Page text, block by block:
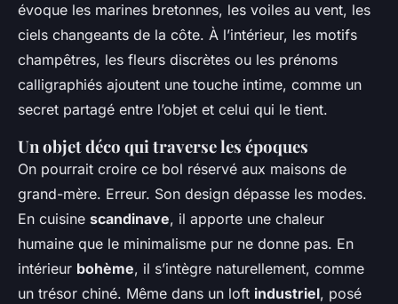
évoque les marines bretonnes, les voiles au vent, les
ciels changeants de la côte. À l’intérieur, les motifs
champêtres, les fleurs discrètes ou les prénoms
calligraphiés ajoutent une touche intime, comme un
secret partagé entre l’objet et celui qui le tient.
Un objet déco qui traverse les époques
On pourrait croire ce bol réservé aux maisons de
grand-mère. Erreur. Son design dépasse les modes.
En cuisine scandinave, il apporte une chaleur
humaine que le minimalisme pur ne donne pas. En
intérieur bohème, il s’intègre naturellement, comme
un trésor chiné. Même dans un loft industriel, posé